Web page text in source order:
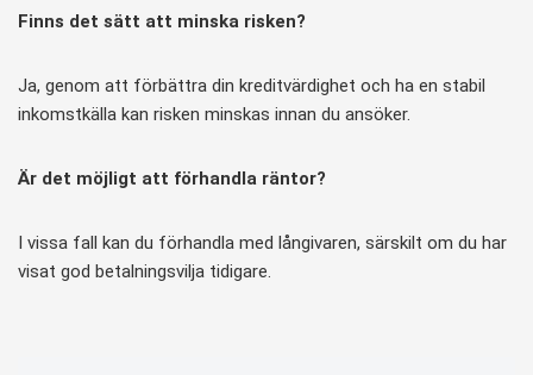
Finns det sätt att minska risken?
Ja, genom att förbättra din kreditvärdighet och ha en stabil
inkomstkälla kan risken minskas innan du ansöker.
Är det möjligt att förhandla räntor?
I vissa fall kan du förhandla med långivaren, särskilt om du har
visat god betalningsvilja tidigare.